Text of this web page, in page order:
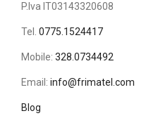
P.Iva IT03143320608
Tel. 0775.1524417
Mobile: 328.0734492
Email: info@frimatel.com
Blog